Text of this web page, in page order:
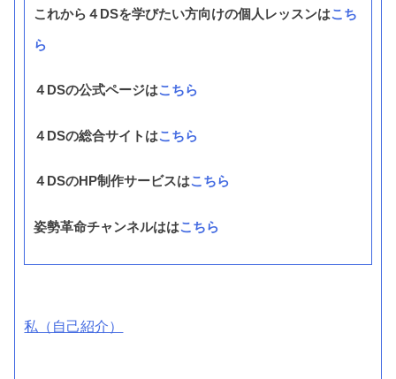
これから４DSを学びたい方向けの個人レッスンはこち
ら
４DSの公式ページはこちら
４DSの総合サイトはこちら
４DSのHP制作サービスはこちら
姿勢革命チャンネルははこちら
私（自己紹介）